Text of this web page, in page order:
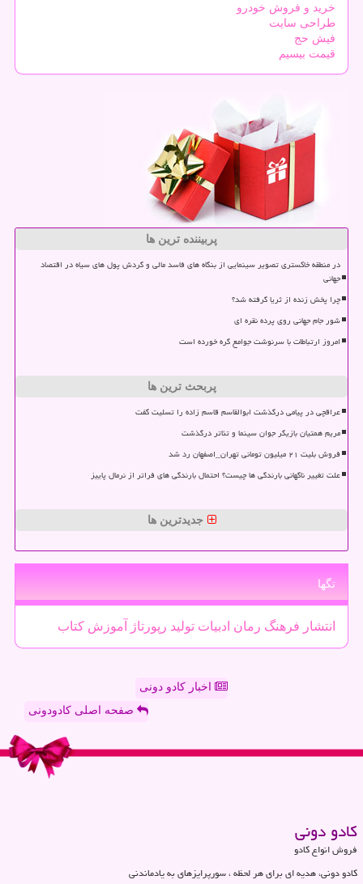
خرید و فروش خودرو
طراحی سایت
فیش حج
قیمت بیسیم
پربیننده ترین ها
در منطقه خاکستری تصویر سینمایی از بنگاه های فاسد مالی و گردش پول های سیاه در اقتصاد
جهانی
چرا پخش زنده از ثریا گرفته شد؟
شور جام جهانی روی پرده نقره ای
امروز ارتباطات با سرنوشت جوامع گره خورده است
پربحث ترین ها
عراقچی در پیامی درگذشت ابوالقاسم قاسم زاده را تسلیت گفت
مریم همتیان بازیگر جوان سینما و تئاتر درگذشت
فروش بلیت ۲۱ میلیون تومانی تهران_اصفهان رد شد
علت تغییر ناگهانی بارندگی ها چیست؟ احتمال بارندگی های فراتر از نرمال پاییز
جدیدترین ها
تگها
انتشار فرهنگ رمان ادبیات تولید رپورتاژ آموزش كتاب
اخبار کادو دونی
صفحه اصلی کادودونی
كادو دونی
فروش انواع کادو
کادو دونی، هدیه ای برای هر لحظه ، سورپرایزهای به یادماندنی